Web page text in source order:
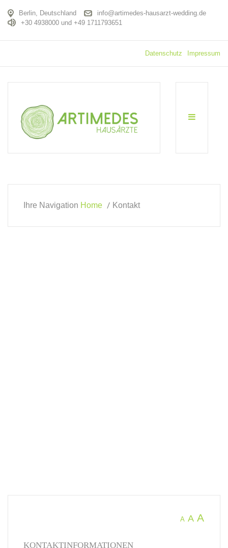
Berlin, Deutschland
info@artimedes-hausarzt-wedding.de
+30 4938000 und +49 1711793651
Impressum
Datenschutz
Ihre Navigation Home Kontakt
A A A
KONTAKTINFORMATIONEN